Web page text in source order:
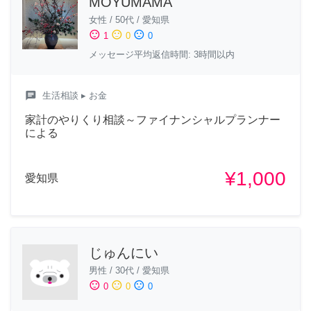
女性 / 50代 / 愛知県
sentiment_satisfied 1 sentiment_neutral 0 sentiment_dissatisfied 0
メッセージ平均返信時間: 3時間以内
chat 生活相談 ▸ お金
家計のやりくり相談～ファイナンシャルプランナー
による
愛知県 ¥1,000
じゅんにい
男性 / 30代 / 愛知県
sentiment_satisfied 0 sentiment_neutral 0 sentiment_dissatisfied 0